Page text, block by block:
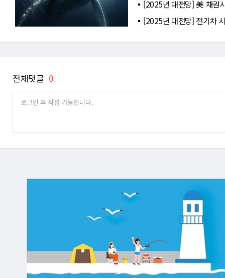
[2025년 대전망] 美 채권
[2025년 대전망] 전기차
전체댓글 0